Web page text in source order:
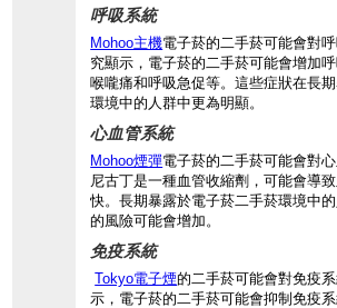
呼吸系統
Mohoo主機電子菸的二手菸可能會對
究顯示，電子菸的二手菸可能會增加呼
喉嚨痛和呼吸急促等。這些症狀在長
環境中的人群中更為明顯。
心血管系統
Mohoo煙彈電子菸的二手菸可能會對
尼古丁是一種血管收縮劑，可能會導
快。長期暴露於電子菸二手菸環境中
的風險可能會增加。
免疫系統
Tokyo電子煙的二手菸可能會對免疫
示，電子菸的二手菸可能會抑制免疫